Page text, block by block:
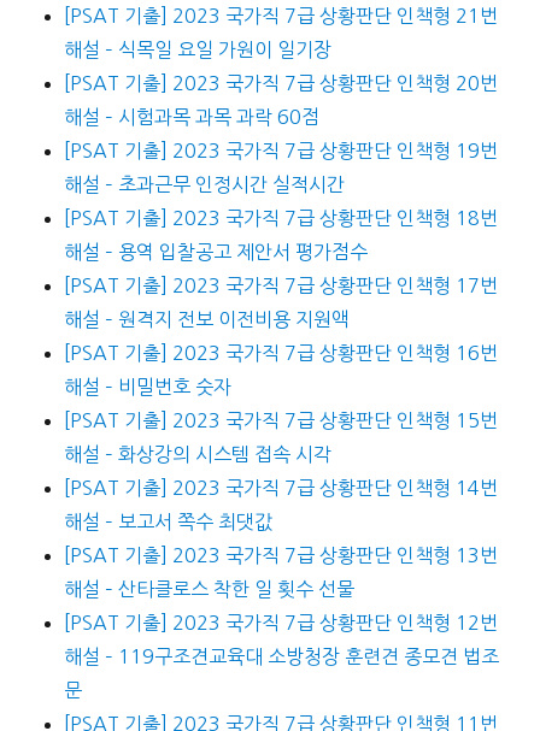
[PSAT 기출] 2023 국가직 7급 상황판단 인책형 21번
해설 – 식목일 요일 가원이 일기장
[PSAT 기출] 2023 국가직 7급 상황판단 인책형 20번
해설 – 시험과목 과목 과락 60점
[PSAT 기출] 2023 국가직 7급 상황판단 인책형 19번
해설 – 초과근무 인정시간 실적시간
[PSAT 기출] 2023 국가직 7급 상황판단 인책형 18번
해설 – 용역 입찰공고 제안서 평가점수
[PSAT 기출] 2023 국가직 7급 상황판단 인책형 17번
해설 – 원격지 전보 이전비용 지원액
[PSAT 기출] 2023 국가직 7급 상황판단 인책형 16번
해설 – 비밀번호 숫자
[PSAT 기출] 2023 국가직 7급 상황판단 인책형 15번
해설 – 화상강의 시스템 접속 시각
[PSAT 기출] 2023 국가직 7급 상황판단 인책형 14번
해설 – 보고서 쪽수 최댓값
[PSAT 기출] 2023 국가직 7급 상황판단 인책형 13번
해설 – 산타클로스 착한 일 횟수 선물
[PSAT 기출] 2023 국가직 7급 상황판단 인책형 12번
해설 – 119구조견교육대 소방청장 훈련견 종모견 법조
문
[PSAT 기출] 2023 국가직 7급 상황판단 인책형 11번